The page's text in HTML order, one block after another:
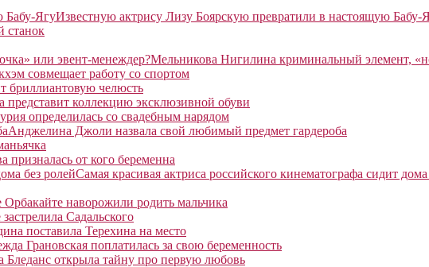
Известную актрису Лизу Боярскую превратили в настоящую Бабу-
станок
Мельникова Нигилина криминальный элемент,
совмещает работу со спортом
бриллиантовую челюсть
представит коллекцию эксклюзивной обуви
определилась со свадебным нарядом
Анджелина Джоли назвала свой любимый предмет гардероба
призналась от кого беременна
Самая красивая актриса российского кинематографа сидит дома
Орбакайте наворожили родить мальчика
Садальского
поставила Терехина на место
Грановская поплатилась за свою беременность
Бледанс открыла тайну про первую любовь